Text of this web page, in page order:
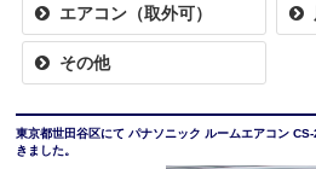
エアコン（取外可）
その他
東京都世田谷区にて パナソニック ルームエアコン
きました。